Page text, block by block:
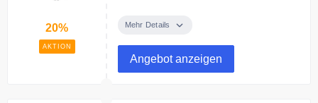
20%
AKTION
ausgewählte Produkte.
Mehr Details
Angebot anzeigen